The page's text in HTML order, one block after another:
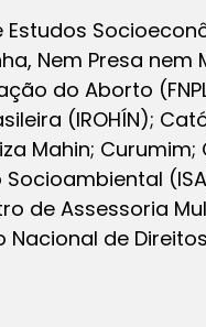
Nem Presa nem
do Aborto
(IROHÍN);
Mahin; Curumim;
de Assessoria
Nacional de